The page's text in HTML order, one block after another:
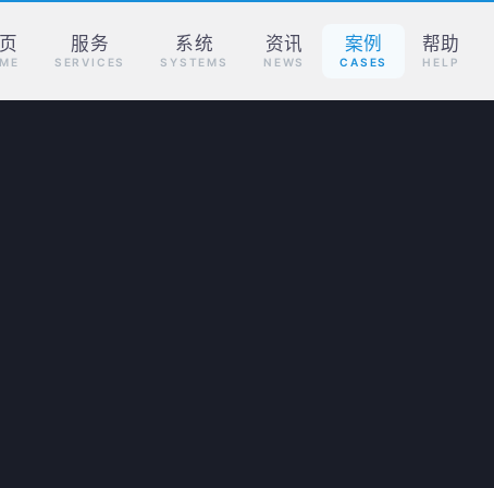
服务
SERVICES
系统
SYSTEMS
资讯
NEWS
案例
CASES
帮助
HELP